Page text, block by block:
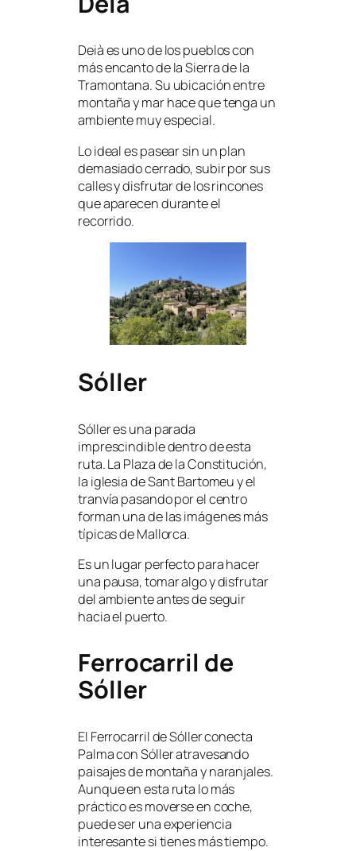
Deià es uno de los pueblos con
más encanto de la Sierra de la
Tramontana. Su ubicación entre
montaña y mar hace que tenga un
ambiente muy especial.
Lo ideal es pasear sin un plan
demasiado cerrado, subir por sus
calles y disfrutar de los rincones
que aparecen durante el
recorrido.
Sóller
Sóller es una parada
imprescindible dentro de esta
ruta. La Plaza de la Constitución,
la iglesia de Sant Bartomeu y el
tranvía pasando por el centro
forman una de las imágenes más
típicas de Mallorca.
Es un lugar perfecto para hacer
una pausa, tomar algo y disfrutar
del ambiente antes de seguir
hacia el puerto.
Ferrocarril de
Sóller
El Ferrocarril de Sóller conecta
Palma con Sóller atravesando
paisajes de montaña y naranjales.
Aunque en esta ruta lo más
práctico es moverse en coche,
puede ser una experiencia
interesante si tienes más tiempo.